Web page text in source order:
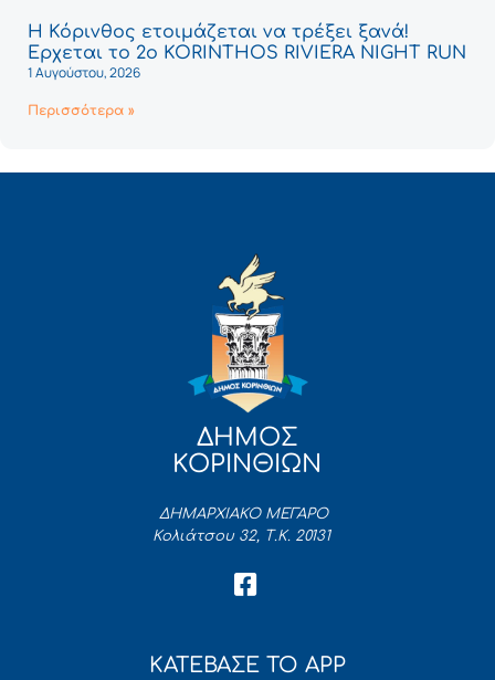
Η Κόρινθος ετοιμάζεται να τρέξει ξανά!
Έρχεται το 2ο KORINTHOS RIVIERA NIGHT RUN
1 Αυγούστου, 2026
Περισσότερα »
ΔΗΜΟΣ
ΚΟΡΙΝΘΙΩΝ
ΔΗΜΑΡΧΙΑΚΟ ΜΕΓΑΡΟ
Κολιάτσου 32, Τ.Κ. 20131
ΚΑΤΕΒΑΣΕ ΤΟ APP